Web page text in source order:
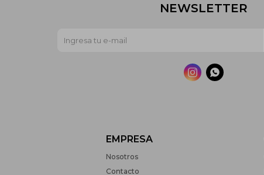
EMPRESA
Nosotros
Contacto
NEWSLETTER
 